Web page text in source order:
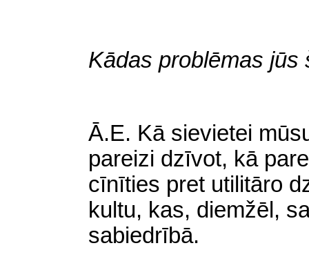
Kādas problēmas jūs
Ā.E. Kā sievietei
pareizi dzīvot, kā
cīnīties pret utilitāro
kultu, kas, diemžēl,
sabiedrībā.